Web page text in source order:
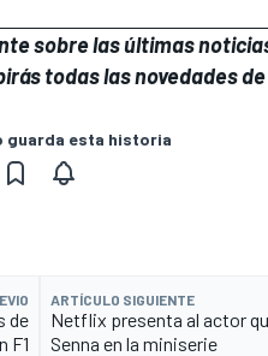
sobre las últimas
todas las novedades
guarda esta historia
de
F1
ARTÍCULO SIGUIENTE
Netflix presenta al actor
Senna en la miniserie